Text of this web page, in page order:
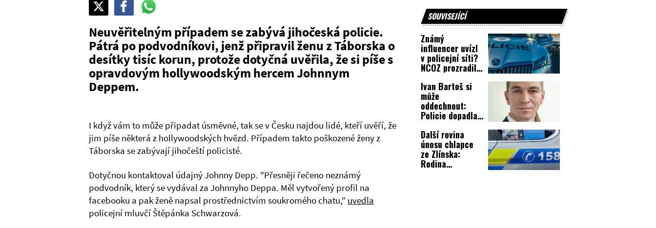
Pošli
na
Pošli
na
FacebookWhatsAppu
Neuvěřitelným případem se zabývá jihočeská policie.
Pátrá po podvodníkovi, jenž připravil ženu z Táborska o
desítky tisíc korun, protože dotyčná uvěřila, že si píše s
opravdovým hollywoodským hercem Johnnym
Deppem.
I když vám to může připadat úsměvné, tak se v Česku najdou lidé, kteří uvěří, že
jim píše některá z hollywoodských hvězd. Případem takto poškozené ženy z
Táborska se zabývají jihočeští policisté.
Dotyčnou kontaktoval údajný Johnny Depp. "Přesněji řečeno neznámý
podvodník, který se vydával za Johnnyho Deppa. Měl vytvořený profil na
facebooku a pak ženě napsal prostřednictvím soukromého chatu," uvedla
policejní mluvčí Štěpánka Schwarzová.
SOUVISEJÍCÍ
Známý
influencer uvízl
v policejní síti?
NCOZ prozradila
Ivan Bartoš si
může
oddechnout:
Policie dopadla
rozsekal
kancelář!
Další rovina
únosu chlapce
ze Zlínska:
Rodina